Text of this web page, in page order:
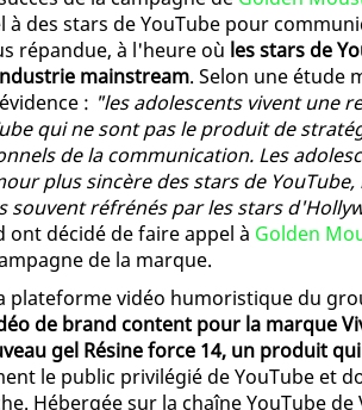
à des stars de YouTube pour
répandue, à l'heure où les stars de
mainstream. Selon une étude
: "les adolescents vivent une
qui ne sont pas le produit de
de la communication. Les
plus sincère des stars de
souvent réfrénés par les stars
ont décidé de faire appel à Golden
de la marque.
plateforme vidéo humoristique du
de brand content pour la marque
gel Résine force 14, un produit qui
le public privilégié de YouTube et
Hébergée sur la chaîne YouTube de